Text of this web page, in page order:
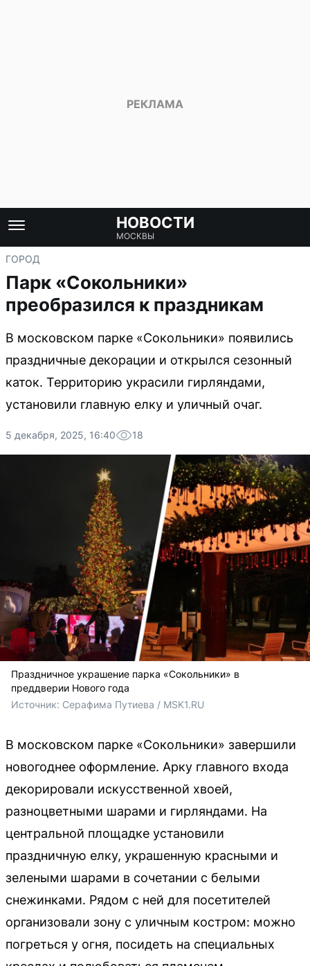
НОВОСТИ
МОСКВЫ
ГОРОД
Парк «Сокольники»
преобразился к праздникам
В московском парке «Сокольники» появились
праздничные декорации и открылся сезонный
каток. Территорию украсили гирляндами,
установили главную елку и уличный очаг.
5 декабря, 2025, 16:40 18
Праздничное украшение парка «Сокольники» в
преддверии Нового года
Источник: Серафима Путиева / MSK1.RU
В московском парке «Сокольники» завершили
новогоднее оформление. Арку главного входа
декорировали искусственной хвоей,
разноцветными шарами и гирляндами. На
центральной площадке установили
праздничную елку, украшенную красными и
зелеными шарами в сочетании с белыми
снежинками. Рядом с ней для посетителей
организовали зону с уличным костром: можно
погреться у огня, посидеть на специальных